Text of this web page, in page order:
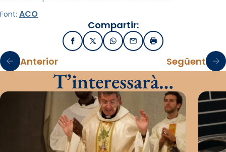
Font: ACO
Compartir:
FacebookX / TwitterWhatsApp
EmailImprimir
Anterior Següent
T’interessarà…